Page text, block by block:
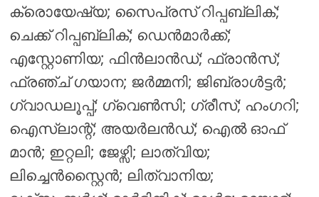
ക്രൊയേഷ്യ; സൈപ്രസ് റിപ്പബ്ലിക്;
ചെക്ക് റിപ്പബ്ലിക്; ഡെൻമാർക്ക്;
എസ്റ്റോണിയ; ഫിൻലാൻഡ്; ഫ്രാൻസ്;
ഫ്രഞ്ച് ഗയാന; ജർമ്മനി; ജിബ്രാൾട്ടർ;
ഗ്വാഡലൂപ്പ്; ഗ്വെൺസി; ഗ്രീസ്; ഹംഗറി;
ഐസ്ലാന്റ്; അയർലൻഡ്; ഐൽ ഓഫ്
മാൻ; ഇറ്റലി; ജേഴ്സി; ലാത്വിയ;
ലിച്ചെൻസ്റ്റൈൻ; ലിത്വാനിയ;